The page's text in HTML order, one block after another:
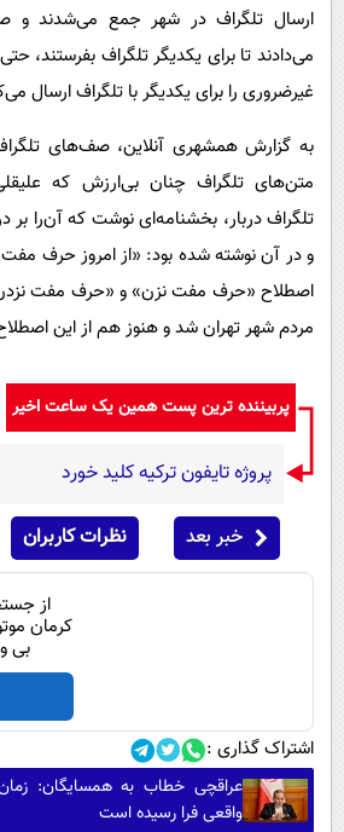
فناوری
گوناگون
محیط زیست
فرهنگی
بین الملل
اجتماعی
حیات وحش
روانشناسی
آشپزی
ارسال تلگراف در شهر جمع می‌شدند و
می‌دادند تا برای یکدیگر تلگراف بفرستند،
غیرضروری را برای یکدیگر با تلگراف ارسال
به گزارش همشهری آنلاین، صف‌های
متن‌های تلگراف چنان بی‌ارزش که
تلگراف دربار، بخشنامه‌ای نوشت که آن‌را بر
و در آن نوشته شده بود: «از امروز حرف
اصطلاح «حرف مفت نزن» و «حرف مفت نزدن»
مردم شهر تهران شد و هنوز هم از این
پربیننده ترین پست همین یک ساعت اخیر
پروژه تایفون ترکیه کلید خورد
خبر بعد نظرات کاربران
از
کرمان
بی
اشتراک گذاری :
عراقچی خطاب به همسایگان:
واقعی فرا رسیده است